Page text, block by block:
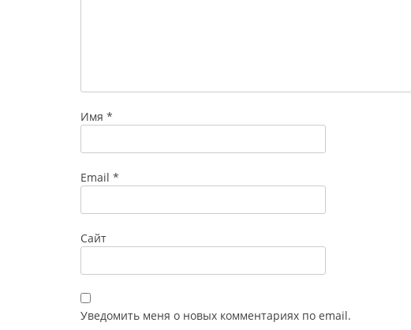
Имя *
Email *
Сайт
Уведомить меня о новых комментариях по email.